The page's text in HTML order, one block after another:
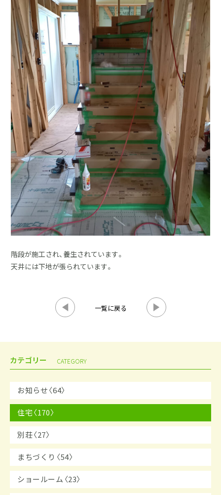
イベント
ショールーム
ブログ
階段が施工され、養生されています。
天井には下地が張られています。
一覧に戻る
カテゴリー CATEGORY
お知らせ〈64〉
住宅〈170〉
別荘〈27〉
まちづくり〈54〉
ショールーム〈23〉